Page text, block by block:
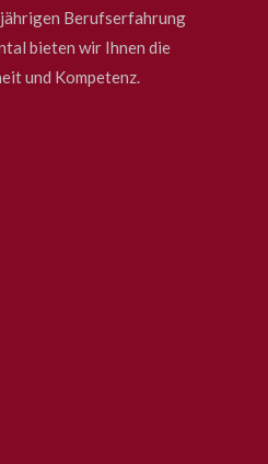
Berufserfahrung
bieten wir Ihnen die
und Kompetenz.